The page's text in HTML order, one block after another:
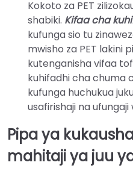
Kokoto za PET
shabiki. Kifaa cha
kufunga sio tu
mwisho za PET lakini
kutenganisha vifaa
kuhifadhi cha chuma
kufunga huchukua
usafirishaji na ufungaji
Pipa ya
mahitaji ya juu